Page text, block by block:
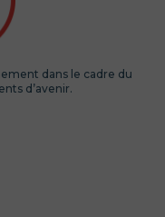
dans le cadre du
d’avenir.